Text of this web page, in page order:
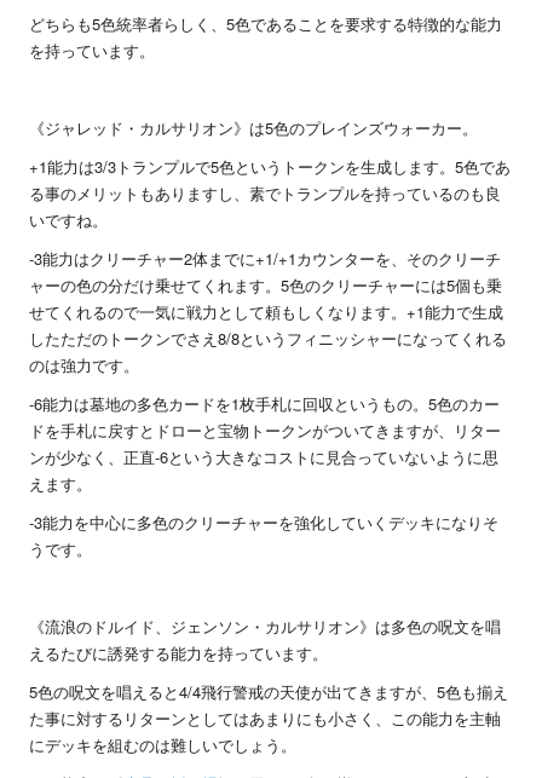
どちらも5色統率者らしく、 5色であることを要求する特徴的な能力
を持っています。
《ジャレッド・カルサリオン》は5色のプレインズウォーカー。
+1能力は3/3 トランプルで5色というトークンを生成します。 5色であ
る事のメリットもありますし、素でトランプルを持っているのも良
いですね。
-3能力はクリーチャー2体までに+1/+1カウンターを、そのクリーチ
ャーの色の分だけ乗せてくれます。 5色のクリーチャーには5個も乗
せてくれるので一気に戦力として頼もしくなります。 +1能力で生成
したただのトークンでさえ 8/8というフィニッシャーになってくれる
のは強力です。
-6能力は墓地の多色カードを1枚手札に回収というもの。 5色のカー
ドを手札に戻すとドローと宝物トークンがついてきますが、リター
ンが少なく、正直-6という大きなコストに見合っていないように思
えます。
-3能力を中心に多色のクリーチャーを強化していくデッキになりそ
うです。
《流浪のドルイド、ジェンソン・カルサリオン》は多色の呪文を唱
えるたびに誘発する能力を持っています。
5色の呪文を唱えると4/4飛行警戒の天使が出てきますが、 5色も揃え
た事に対するリターンとしてはあまりにも小さく、この能力を主軸
にデッキを組むのは難しいでしょう。